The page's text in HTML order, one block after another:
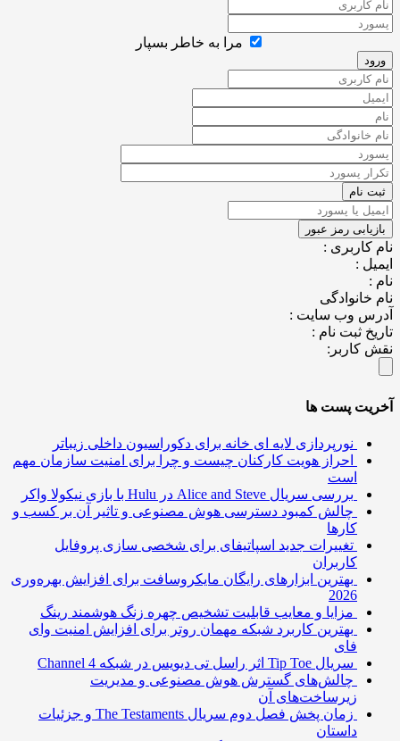
مرا به خاطر بسپار
:
:
وب سایت :
ثبت نام :
کاربر:
پست ها
نورپردازی لایه ای خانه برای دکوراسیون داخلی زیباتر
احراز هویت کارکنان چیست و چرا برای امنیت سازمان مهم
بررسی سریال Alice and Steve در Hulu با بازی نیکولا واکر
چالش کمبود دسترسی هوش مصنوعی و تاثیر آن بر کسب و
کارها
تغییرات جدید اسپاتیفای برای شخصی سازی پروفایل
کاربران
بهترین ابزارهای رایگان مایکروسافت برای افزایش بهره‌وری
مزایا و معایب قابلیت تشخیص چهره زنگ هوشمند رینگ
بهترین کاربرد شبکه مهمان روتر برای افزایش امنیت وای
سریال Tip Toe اثر راسل تی دیویس در شبکه Channel 4
چالش‌های گسترش هوش مصنوعی و مدیریت
زیرساخت‌های آن
زمان پخش فصل دوم سریال The Testaments و جزئیات
داستان